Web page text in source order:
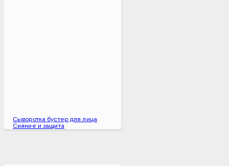
Сыворотка бустер для лица
Сияние и защита